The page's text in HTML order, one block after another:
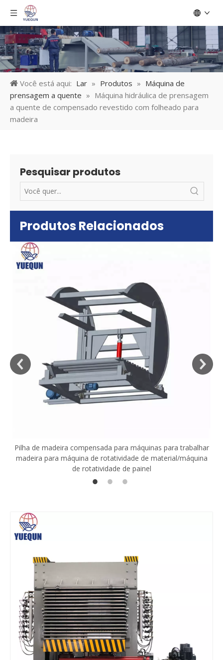
Você está aqui: Lar » Produtos » Máquina de
prensagem a quente » Máquina hidráulica de prensagem
a quente de compensado revestido com folheado para
madeira
Pesquisar produtos
Produtos Relacionados
Pilha de madeira compensada para máquinas para trabalhar
madeira para máquina de rotatividade de material/máquina
de rotatividade de painel